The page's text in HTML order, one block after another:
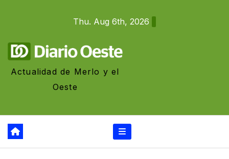
Thu. Aug 6th, 2026
Actualidad de Merlo y el
Oeste